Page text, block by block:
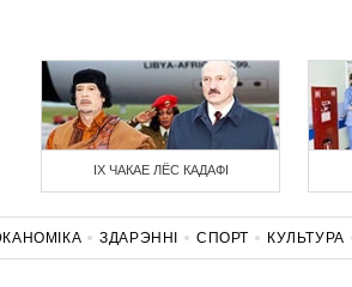
ІХ ЧАКАЕ ЛЁС КАДАФІ
ЗДАРЭННI СПОРТ КУЛЬТУРА